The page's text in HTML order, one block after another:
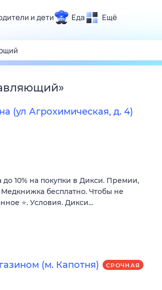
и дети Еда Ещё
Здоровье
Развлечения и отдых
Спорт
Карьера
Гороскопы
»
(ул Агрохимическая, д. 4)
до 10% на покупки в Дикси. Премии,
Медкнижка бесплатно. Чтобы не
⭐. Условия. Дикси…
(м. Капотня) СРОЧНАЯ